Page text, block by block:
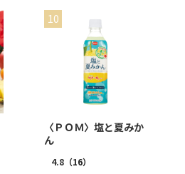
〈ＰＯＭ〉塩と夏みか
ん
4.8 （16）